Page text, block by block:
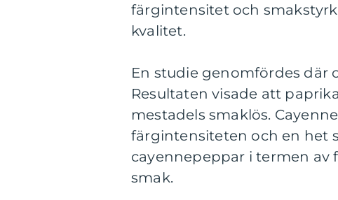
färgintensitet och
kvalitet.
En studie genomfördes där
Resultaten visade att
mestadels smaklös.
färgintensiteten och en het
cayennepeppar i termen
smak.